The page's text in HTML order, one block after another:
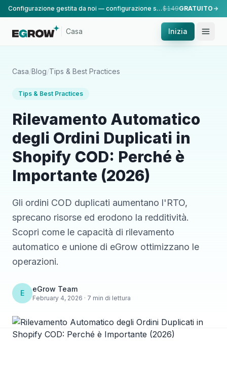
Configurazione gestita da noi — configurazione standard, eseguita dal nostro team.$149GRATUITO
Casa Inizia
Casa/Blog/Tips & Best Practices
Tips & Best Practices
Rilevamento Automatico
degli Ordini Duplicati in
Shopify COD: Perché è
Importante (2026)
Gli ordini COD duplicati aumentano l'RTO,
sprecano risorse ed erodono la redditività.
Scopri come le capacità di rilevamento
automatico e unione di eGrow ottimizzano le
operazioni.
E eGrow Team
February 4, 2026 · 7 min di lettura